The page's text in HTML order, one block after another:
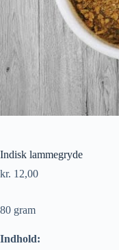
Indisk lammegryde
kr. 12,00
80 gram
Indhold: